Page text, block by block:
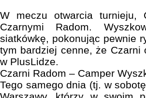
W meczu otwarcia turnieju,
Czarnymi Radom.
siatkówkę, pokonując pewnie
tym bardziej cenne, że Czarni
w PlusLidze.
Czarni Radom – Camper
Tego samego dnia (tj. w